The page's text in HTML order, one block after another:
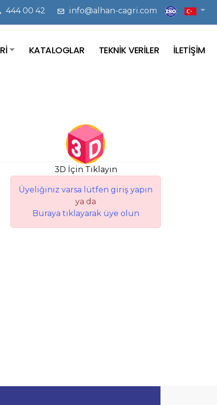
444 00 42 info@alhan-cagri.com
KATALOGLAR TEKNİK VERİLER İLETİŞİM
3D İçin Tıklayın
Üyeliğiniz varsa lütfen giriş yapın
ya da
Buraya tıklayarak üye olun